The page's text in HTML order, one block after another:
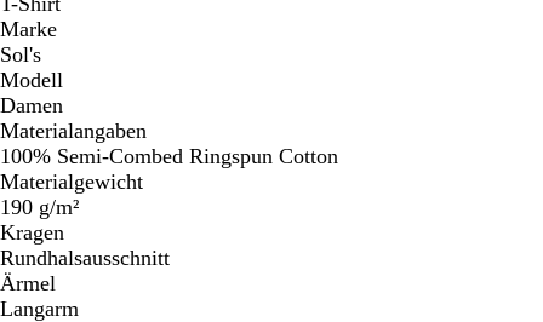
Marke
Sol's
Modell
Damen
Materialangaben
100% Semi-Combed Ringspun Cotton
Materialgewicht
190 g/m²
Kragen
Rundhalsausschnitt
Ärmel
Langarm